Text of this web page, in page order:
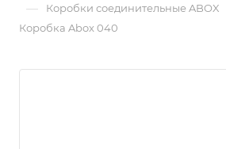
— Коробки соединительные ABOX
Коробка Abox 040